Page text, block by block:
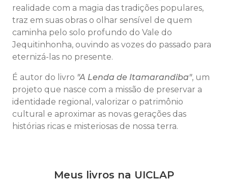
realidade com a magia das tradições populares,
traz em suas obras o olhar sensível de quem
caminha pelo solo profundo do Vale do
Jequitinhonha, ouvindo as vozes do passado para
eternizá-las no presente.
É autor do livro "A Lenda de Itamarandiba", um
projeto que nasce com a missão de preservar a
identidade regional, valorizar o patrimônio
cultural e aproximar as novas gerações das
histórias ricas e misteriosas de nossa terra.
Meus livros na UICLAP